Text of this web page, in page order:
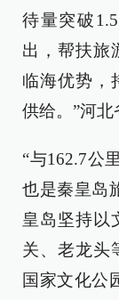
待量突破
出，帮扶旅
临海优势，
供给。”河北
“与162.7公
也是秦皇岛
皇岛坚持以
关、老龙头
国家文化公